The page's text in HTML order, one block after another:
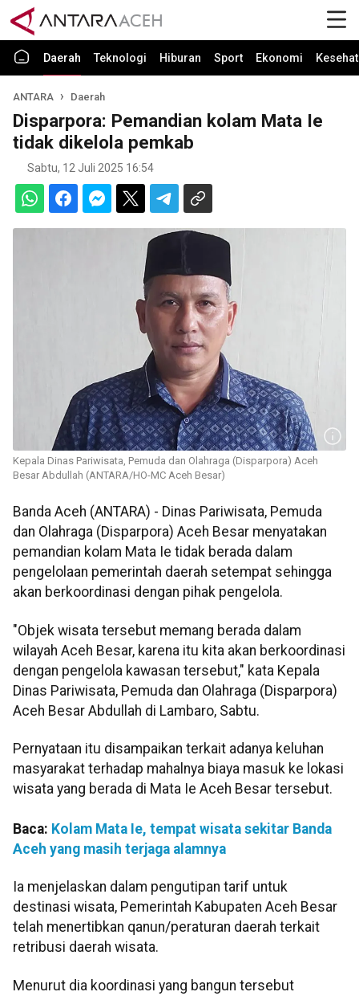
Daerah Teknologi Hiburan Sport Ekonomi
ANTARA Daerah
Disparpora: Pemandian kolam Mata Ie
tidak dikelola pemkab
Sabtu, 12 Juli 2025 16:54
Kepala Dinas Pariwisata, Pemuda dan Olahraga (Disparpora) Aceh
Besar Abdullah (ANTARA/HO-MC Aceh Besar)
Banda Aceh (ANTARA) - Dinas Pariwisata, Pemuda
dan Olahraga (Disparpora) Aceh Besar menyatakan
pemandian kolam Mata Ie tidak berada dalam
pengelolaan pemerintah daerah setempat sehingga
akan berkoordinasi dengan pihak pengelola.
"Objek wisata tersebut memang berada dalam
wilayah Aceh Besar, karena itu kita akan berkoordinasi
dengan pengelola kawasan tersebut," kata Kepala
Dinas Pariwisata, Pemuda dan Olahraga (Disparpora)
Aceh Besar Abdullah di Lambaro, Sabtu.
Pernyataan itu disampaikan terkait adanya keluhan
masyarakat terhadap mahalnya biaya masuk ke lokasi
wisata yang berada di Mata Ie Aceh Besar tersebut.
Baca: Kolam Mata Ie, tempat wisata sekitar Banda
Aceh yang masih terjaga alamnya
Ia menjelaskan dalam pengutipan tarif untuk
destinasi wisata, Pemerintah Kabupaten Aceh Besar
telah menertibkan qanun/peraturan daerah terkait
retribusi daerah wisata.
Menurut dia koordinasi yang bangun tersebut